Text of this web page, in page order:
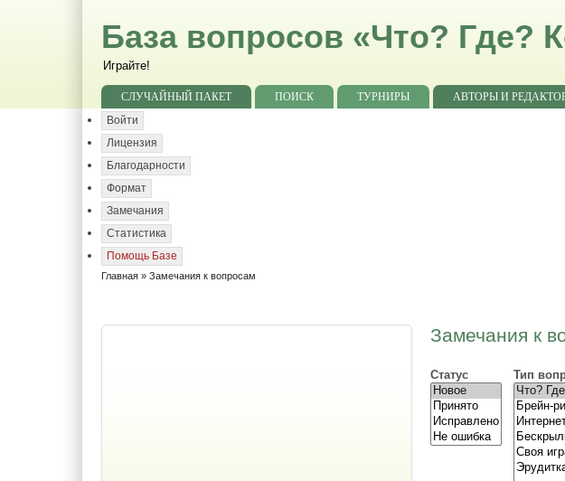
База вопросов «Что? Где?
Играйте!
СЛУЧАЙНЫЙ ПАКЕТ ПОИСК ТУРНИРЫ АВТОРЫ И
Войти
Лицензия
Благодарности
Формат
Замечания
Статистика
Помощь Базе
Главная » Замечания к вопросам
Замечания к
Статус Тип